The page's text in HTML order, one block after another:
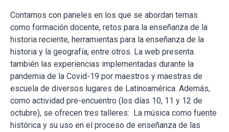
Contamos con paneles en los que se abordan temas
como formación docente, retos para la enseñanza de la
historia reciente, herramientas para la enseñanza de la
historia y la geografía, entre otros. La web presenta
también las experiencias implementadas durante la
pandemia de la Covid-19 por maestros y maestras de
escuela de diversos lugares de Latinoamérica. Además,
como actividad pre-encuentro (los días 10, 11 y 12 de
octubre), se ofrecen tres talleres: La música como fuente
histórica y su uso en el proceso de enseñanza de las